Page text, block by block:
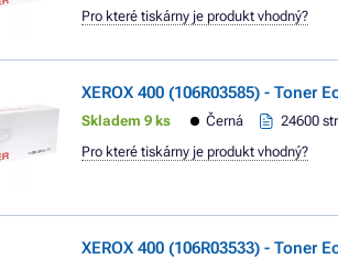
Pro které tiskárny je produkt vhodný?
XEROX 400 (106R03585) - Toner
Skladem 9 ks Černá 24600
Pro které tiskárny je produkt vhodný?
XEROX 400 (106R03533) - Toner